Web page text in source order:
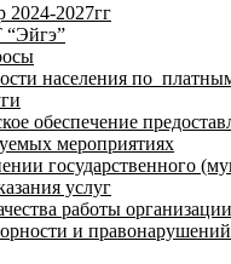
2024-2027гг
населения по
обеспечение
мероприятиях
государственного
услуг
работы организации
и